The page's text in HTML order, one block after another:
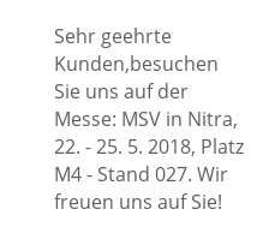
Sehr geehrte
Kunden,besuchen
Sie uns auf der
Messe: MSV in Nitra,
22. - 25. 5. 2018, Platz
M4 - Stand 027. Wir
freuen uns auf Sie!